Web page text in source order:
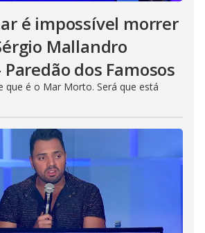
é impossível morrer
Mallandro
dos Famosos
que é o Mar Morto. Será que está